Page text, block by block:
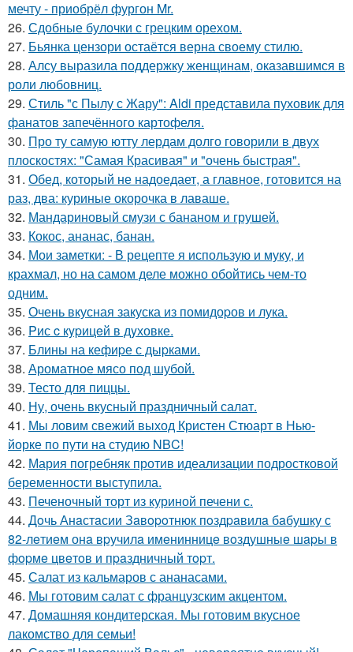
мечту - приобрёл фургон Mr.
26. Сдобные булочки с грецким орехом.
27. Бьянка цензори остаётся верна своему стилю.
28. Алсу выразила поддержку женщинам, оказавшимся в
роли любовниц.
29. Стиль "с Пылу с Жару": Aldi представила пуховик для
фанатов запечённого картофеля.
30. Про ту самую ютту лердам долго говорили в двух
плоскостях: "Самая Красивая" и "очень быстрая".
31. Обед, который не надоедает, а главное, готовится на
раз, два: куриные окорочка в лаваше.
32. Мандариновый смузи с бананом и грушей.
33. Кокос, ананас, банан.
34. Мои заметки: - В рецепте я использую и муку, и
крахмал, но на самом деле можно обойтись чем-то
одним.
35. Очень вкусная закуска из помидоpов и лука.
36. Pис c кypицeй в дyховке.
37. Блины на кефиpе с дыpками.
38. Ароматное мясо под шубой.
39. Тесто для пиццы.
40. Ну, очень вкусный праздничный салат.
41. Мы ловим свежий выход Кристен Стюарт в Нью-
йорке по пути на студию NBC!
42. Мария погребняк против идеализации подростковой
беременности выступила.
43. Печеночный торт из куриной печени с.
44. Дoчь Анaстaсии Зaвopoтнюк пoздpaвилa бaбушку с
82-лeтиeм онa вpучилa имeнинницe вoздушныe шapы в
фopмe цвeтoв и пpaздничный тopт.
45. Салат из кальмаров с ананасами.
46. Мы готовим салат с французским акцентом.
47. Домашняя кондитерская. Мы готовим вкусное
лакомство для семьи!